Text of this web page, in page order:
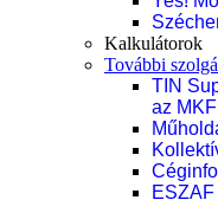
Kalkulátorok
További
TIN
az